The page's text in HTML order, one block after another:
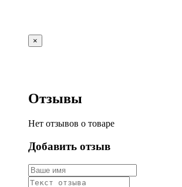
×
Отзывы
Нет отзывов о товаре
Добавить отзыв